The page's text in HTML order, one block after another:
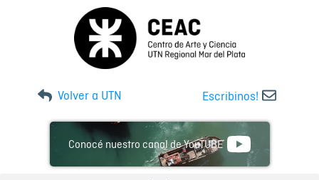
Volver a UTN Escribinos!
Conocé nuestro canal de YouTUBE